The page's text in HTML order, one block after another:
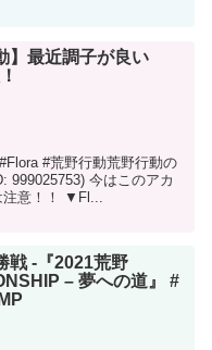
】最近調子が良い
#荒野行動​ 荒野行動の
999025753) 今はこのアカ
注意！！ ▼Fl...
戦 -『2021荒野
– 夢への道』 #